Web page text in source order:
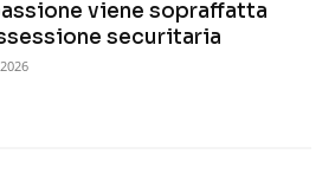
viene sopraffatta
securitaria